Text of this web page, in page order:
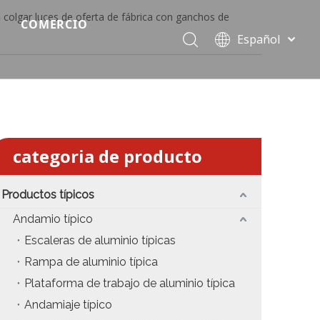
COMERCIO
Precio del armazón de iluminación estándar
Precio de productos relevantes de armadura
Precio de iluminación de escenario
Precio del sonido del escenario
Precio de necesidades de eventos
Español
Pусский
简体中文
colgar luces de oferta de fábrica con ganchos de
categoria de producto
Productos típicos
Andamio típico
Escaleras de aluminio típicas
Rampa de aluminio típica
Plataforma de trabajo de aluminio típica
Andamiaje típico